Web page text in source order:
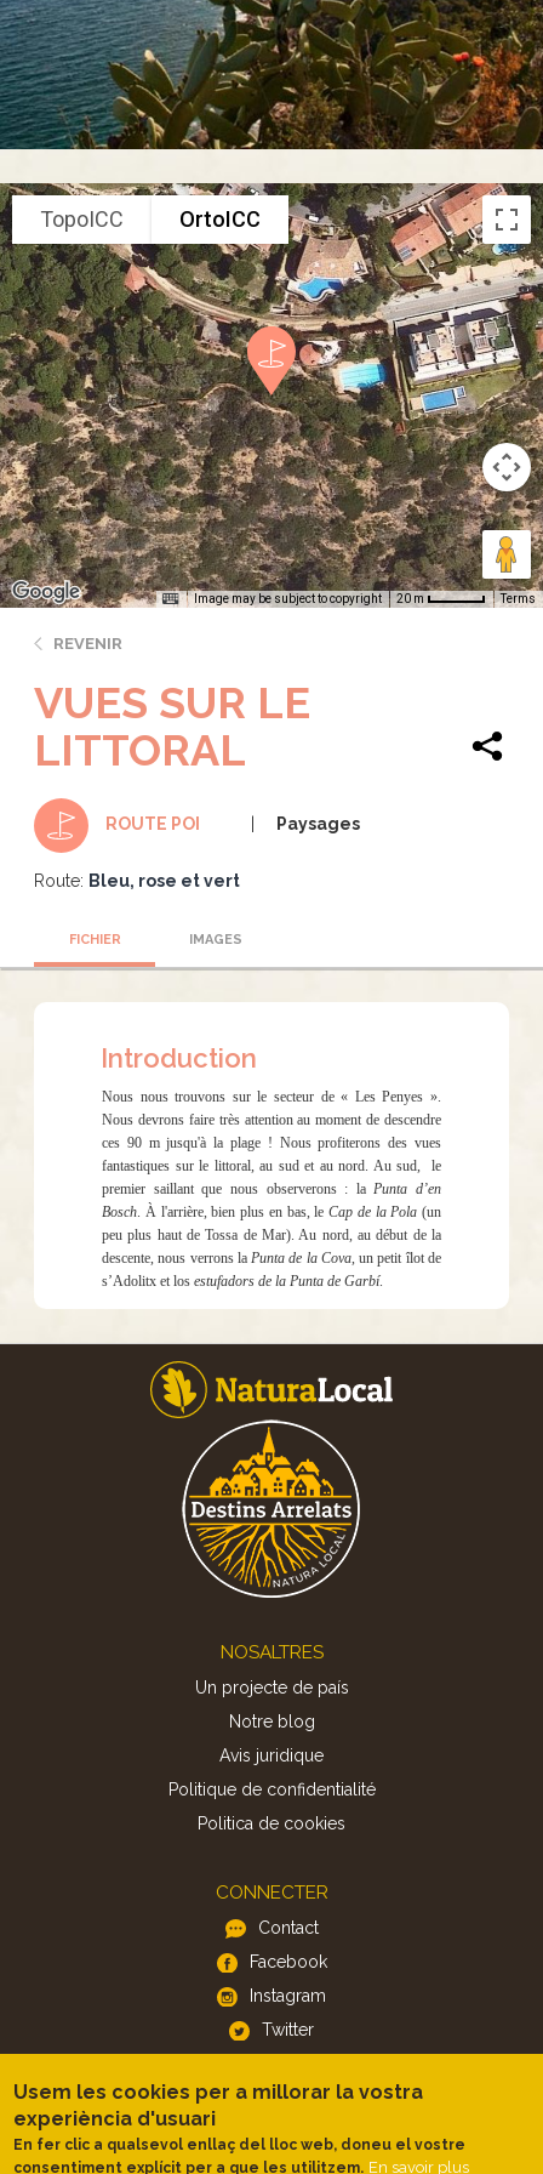
TopoICC OrtoICC
Image may be subject to copyright 20 m Terms
REVENIR
VUES SUR LE
LITTORAL
ROUTE POI Paysages
Route: Bleu, rose et vert
FICHIER IMAGES
Introduction
Nous nous trouvons sur le secteur de « Les Penyes ».
Nous devrons faire très attention au moment de descendre
ces 90 m jusqu'à la plage ! Nous profiterons des vues
fantastiques sur le littoral, au sud et au nord. Au sud,
le
premier saillant que nous observerons : la Punta d’en
Bosch . À l'arrière, bien plus en bas, le Cap de la Pola (un
peu plus haut de Tossa de Mar). Au nord, au début de la
descente, nous verrons la Punta de la Cova, un petit îlot de
s’Adolitx et los estufadors de la Punta de Garbí.
NOSALTRES
Un projecte de país
Notre blog
Avis juridique
Politique de confidentialité
Politica de cookies
CONNECTER
Contact
Facebook
Instagram
Twitter
APP
iOS
Android
Usem les cookies per a millorar la vostra
experiència d'usuari
En fer clic a qualsevol enllaç del lloc web, doneu el vostre
consentiment explícit per a que les utilitzem. En savoir plus